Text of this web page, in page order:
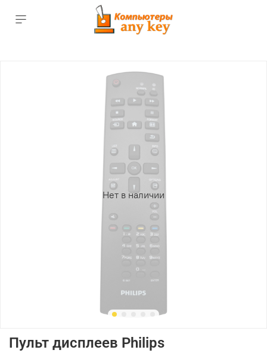
Нет в наличии
Пульт дисплеев Philips